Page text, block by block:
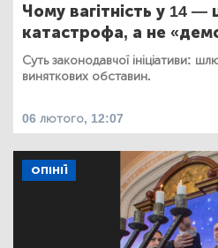
Чому вагітність у 14 —
катастрофа, а не
Суть законодавчої ініціативи:
виняткових обставин.
06 лютого, 12:07
ОПІНІЇ